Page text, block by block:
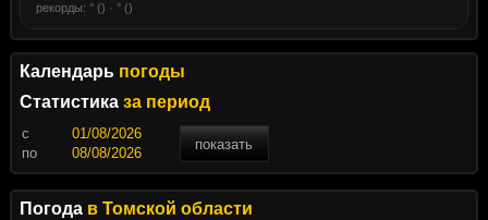
рекорды: ° () · ° ()
Календарь погоды
Статистика за период
c
показать
по
Погода в Томской области